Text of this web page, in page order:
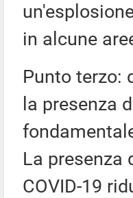
in alcune
Punto terzo:
la presenza
La presenza
COVID-19